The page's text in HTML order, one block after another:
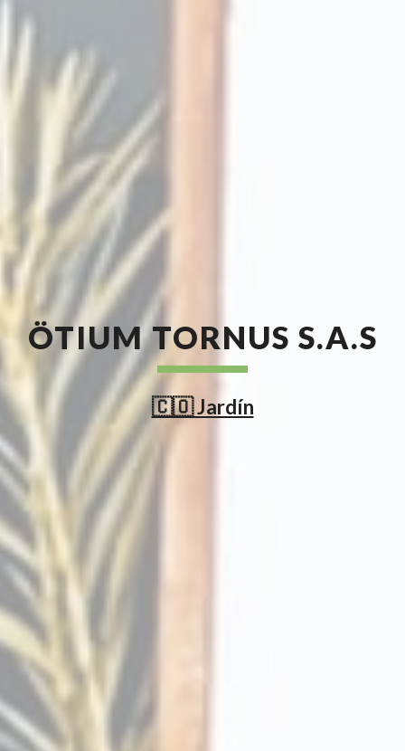
ÖTIUM TORNUS S.A.S
🇨🇴 Jardín